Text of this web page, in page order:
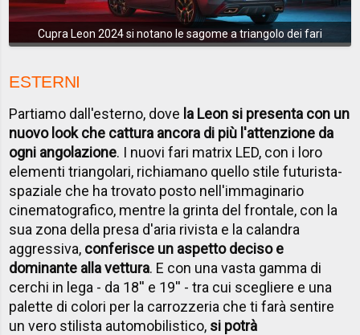
Cupra Leon 2024 si notano le sagome a triangolo dei fari
ESTERNI
Partiamo dall'esterno, dove la Leon si presenta con un
nuovo look che cattura ancora di più l'attenzione da
ogni angolazione. I nuovi fari matrix LED, con i loro
elementi triangolari, richiamano quello stile futurista-
spaziale che ha trovato posto nell'immaginario
cinematografico, mentre la grinta del frontale, con la
sua zona della presa d'aria rivista e la calandra
aggressiva, conferisce un aspetto deciso e
dominante alla vettura. E con una vasta gamma di
cerchi in lega - da 18'' e 19'' - tra cui scegliere e una
palette di colori per la carrozzeria che ti farà sentire
un vero stilista automobilistico, si potrà